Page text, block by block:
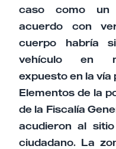
caso como un
acuerdo con
cuerpo habría
vehículo en
expuesto en la vía
Elementos de la
de la Fiscalía
acudieron al
ciudadano. La